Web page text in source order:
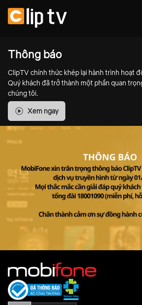
Thông báo
ClipTV chính thức khép lại hành trình hoạt
Quý khách đã trở thành một phần quan
chúng tôi.
Xem ngay